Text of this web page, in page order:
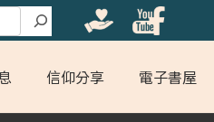
信仰分享 電子書屋